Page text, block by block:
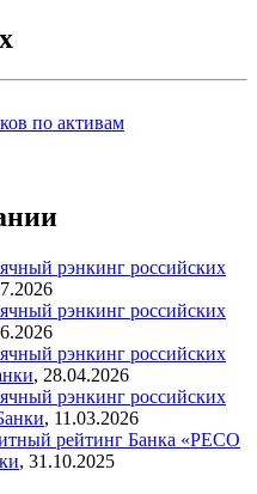
по активам
рэнкинг российских
рэнкинг российских
рэнкинг российских
, 28.04.2026
рэнкинг российских
, 11.03.2026
рейтинг Банка «РЕСО
, 31.10.2025